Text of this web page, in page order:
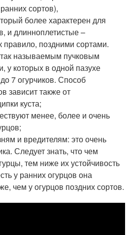
сортов),
более характерен для
и длинноплетистые –
правило, поздними сортами.
называемым пучковым
у которых в одной пазухе
7 огурчиков. Способ
зависит также от
куста;
менее, более и очень
и вредителям: это очень
Следует знать, что чем
тем ниже их устойчивость
у ранних огурцов она
чем у огурцов поздних сортов.